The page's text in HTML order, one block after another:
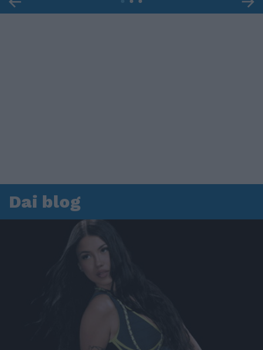
Dai blog